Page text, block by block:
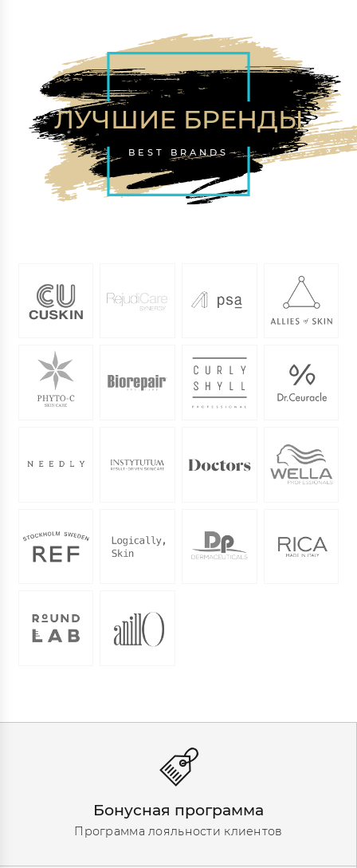
ЛУЧШИЕ БРЕНДЫ
BEST BRANDS
Бонусная программа
Программа лояльности клиентов